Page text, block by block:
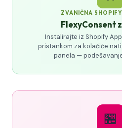
ZVANIČNA
FlexyConsent
Instalirajte iz Shopify
pristankom za kolačiće
panela —
🏪